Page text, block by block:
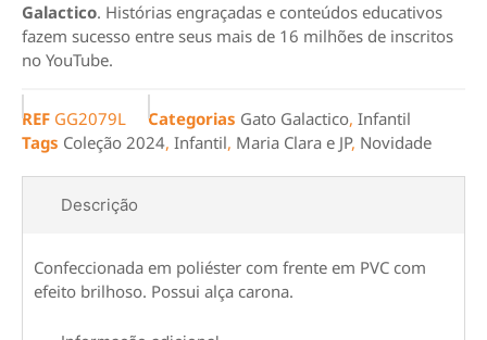
Galactico. Histórias engraçadas e conteúdos educativos
fazem sucesso entre seus mais de 16 milhões de inscritos
no YouTube.
REF GG2079L Categorias Gato Galactico, Infantil
Tags Coleção 2024, Infantil, Maria Clara e JP, Novidade
Descrição
Confeccionada em poliéster com frente em PVC com
efeito brilhoso. Possui alça carona.